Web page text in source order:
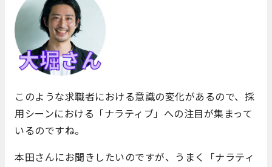
このような求職者における意識の変化があるので、採
用シーンにおける「ナラティブ」への注目が集まって
いるのですね。
本田さんにお聞きしたいのですが、うまく「ナラティ